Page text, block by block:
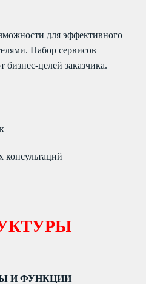
для эффективного
Набор сервисов
целей заказчика.
консультаций
И ФУНКЦИИ